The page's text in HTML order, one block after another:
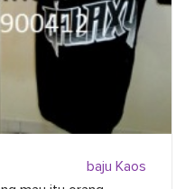
baju Kaos